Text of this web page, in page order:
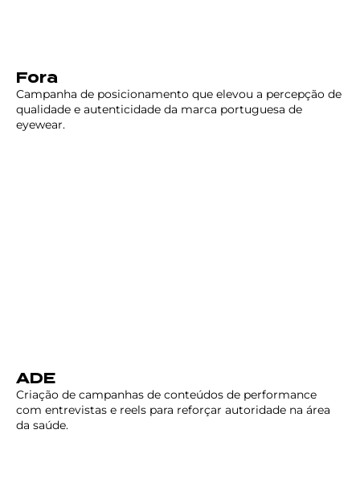
Fora
Campanha de posicionamento que elevou a percepção de
qualidade e autenticidade da marca portuguesa de
eyewear.
ADE
Criação de campanhas de conteúdos de performance
com entrevistas e reels para reforçar autoridade na área
da saúde.